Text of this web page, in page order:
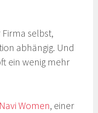
selbst,
abhängig. Und
ein wenig mehr
Women, einer